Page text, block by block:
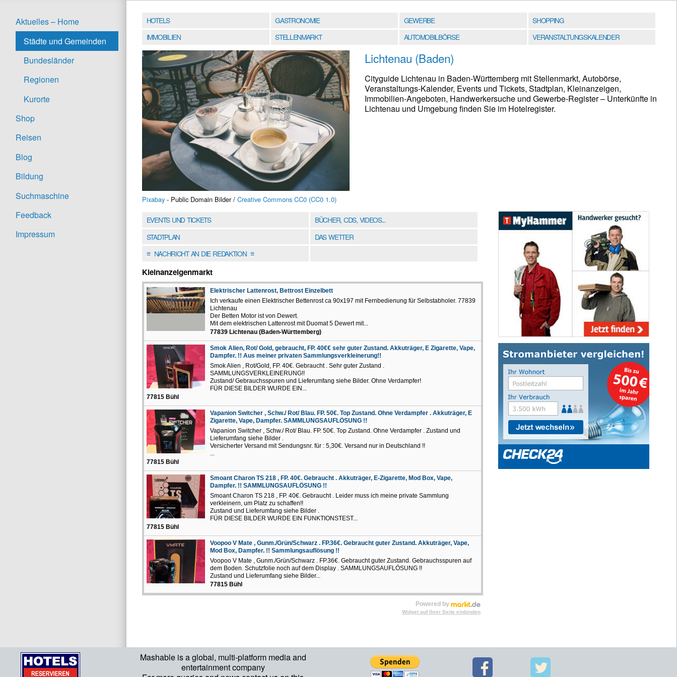
Mashable is a global, multi-platform media and
entertainment company
Aktuelles – Home
Städte und Gemeinden
Bundesländer
Regionen
Kurorte
Shop
Reisen
Blog
Bildung
Suchmaschine
Feedback
Impressum
HOTELS GASTRONOMIE GEWERBE
SHOPPING
IMMOBILIEN
STELLENMARKT AUTOMOBILBÖRSE VERANSTALTUNGSKALENDER
Pixabay - Public Domain Bilder / Creative Commons CC0 (CC0 1.0)
Lichtenau (Baden)
Cityguide Lichtenau in Baden-Württemberg mit Stellenmarkt, Autobörse,
Veranstaltungs-Kalender, Events und Tickets, Stadtplan, Kleinanzeigen,
Immobilien-Angeboten, Handwerkersuche und Gewerbe-Register – Unterkünfte in
Lichtenau und Umgebung finden Sie im Hotelregister.
EVENTS UND TICKETS
BÜCHER, CDS, VIDEOS...
STADTPLAN
DAS WETTER
≡NACHRICHT AN DIE REDAKTION≡
Kleinanzeigenmarkt
Elektrischer Lattenrost, Bettrost Einzelbett
Ich verkaufe einen Elektrischer Bettenrost ca 90x197 mit Fernbedienung für Selbstabholer. 77839
Lichtenau
Der Betten Motor ist von Dewert.
Mit dem elektrischen Lattenrost mit Duomat 5 Dewert mit...
77839 Lichtenau (Baden-Württemberg)
Smok Alien, Rot/ Gold, gebraucht, FP. 40€€ sehr guter Zustand. Akkuträger, E Zigarette, Vape,
Dampfer. !! Aus meiner privaten Sammlungsverkleinerung!!
Smok Alien , Rot/Gold, FP. 40€. Gebraucht . Sehr guter Zustand .
SAMMLUNGSVERKLEINERUNG!!
Zustand/ Gebrauchsspuren und Lieferumfang siehe Bilder. Ohne Verdampfer!
FÜR DIESE BILDER WURDE EIN...
77815 Bühl
Vapanion Switcher , Schw./ Rot/ Blau. FP. 50€. Top Zustand. Ohne Verdampfer . Akkuträger, E
Zigarette, Vape, Dampfer. SAMMLUNGSAUFLÖSUNG !!
Vapanion Switcher , Schw./ Rot/ Blau. FP. 50€. Top Zustand. Ohne Verdampfer . Zustand und
Lieferumfang siehe Bilder .
Versicherter Versand mit Sendungsnr. für : 5,30€. Versand nur in Deutschland !!
...
77815 Bühl
Smoant Charon TS 218 , FP. 40€. Gebraucht . Akkuträger, E-Zigarette, Mod Box, Vape,
Dampfer. !! SAMMLUNGSAUFLÖSUNG !!
Smoant Charon TS 218 , FP. 40€. Gebraucht . Leider muss ich meine private Sammlung
verkleinern, um Platz zu schaffen!!
Zustand und Lieferumfang siehe Bilder .
FÜR DIESE BILDER WURDE EIN FUNKTIONSTEST...
77815 Bühl
Voopoo V Mate , Gunm./Grün/Schwarz . FP.36€. Gebraucht guter Zustand. Akkuträger, Vape,
Mod Box, Dampfer. !! Sammlungsauflösung !!
Voopoo V Mate , Gunm./Grün/Schwarz . FP.36€. Gebraucht guter Zustand. Gebrauchsspuren auf
dem Boden. Schutzfolie noch auf dem Display . SAMMLUNGSAUFLÖSUNG !!
Zustand und Lieferumfang siehe Bilder...
77815 Bühl
Powered by
Widget auf Ihrer Seite einbinden